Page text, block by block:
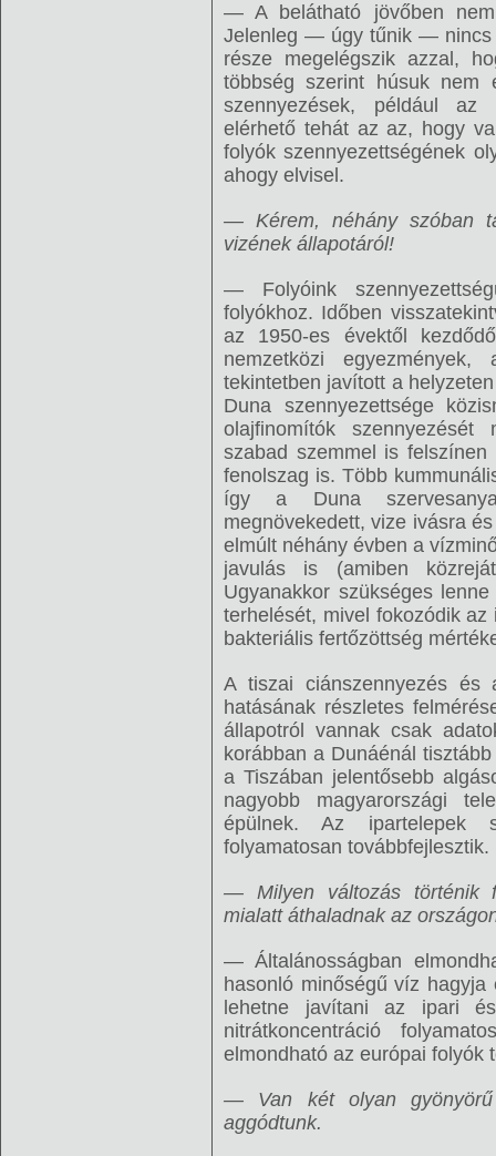
— A belátható jövőben
Jelenleg — úgy tűnik — nincs
része megelégszik azzal,
többség szerint húsuk nem
szennyezések, például az
elérhető tehát az az, hogy
folyók szennyezettségének
ahogy elvisel.
— Kérem, néhány szóban
vizének állapotáról!
— Folyóink
folyókhoz. Időben
az 1950-es évektől
nemzetközi
tekintetben javított a
Duna szennyezettsége
olajfinomítók szennyezését
szabad szemmel is
fenolszag is. Több
így a Duna
megnövekedett, vize ivásra
elmúlt néhány évben a
javulás is (amiben
Ugyanakkor szükséges
terhelését, mivel fokozódik
bakteriális fertőzöttség
A tiszai ciánszennyezés és
hatásának részletes
állapotról vannak csak
korábban a Dunáénál
a Tiszában jelentősebb
nagyobb magyarországi
épülnek. Az ipartelepek
folyamatosan továbbfejlesztik.
— Milyen változás történik
mialatt áthaladnak az
— Általánosságban
hasonló minőségű víz
lehetne javítani az ipari
nitrátkoncentráció
elmondható az európai folyók
— Van két olyan
aggódtunk.